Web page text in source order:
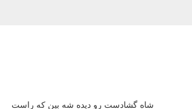
شاه گشادست رو دیده شه بین كه راست